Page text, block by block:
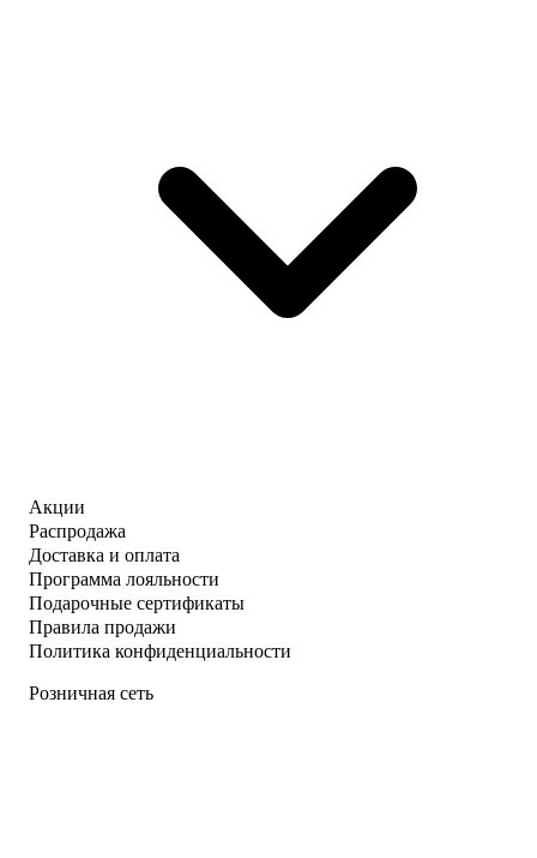
Акции
Распродажа
Доставка и оплата
Программа лояльности
Подарочные сертификаты
Правила продажи
Политика конфиденциальности
Розничная сеть